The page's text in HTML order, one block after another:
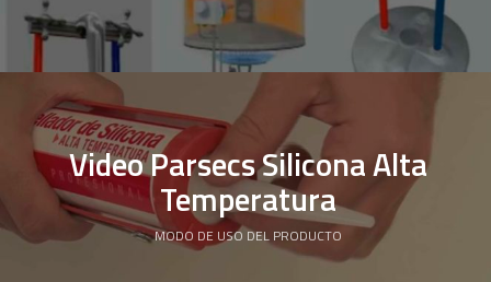
Video Parsecs Silicona Alta
Temperatura
MODO DE USO DEL PRODUCTO